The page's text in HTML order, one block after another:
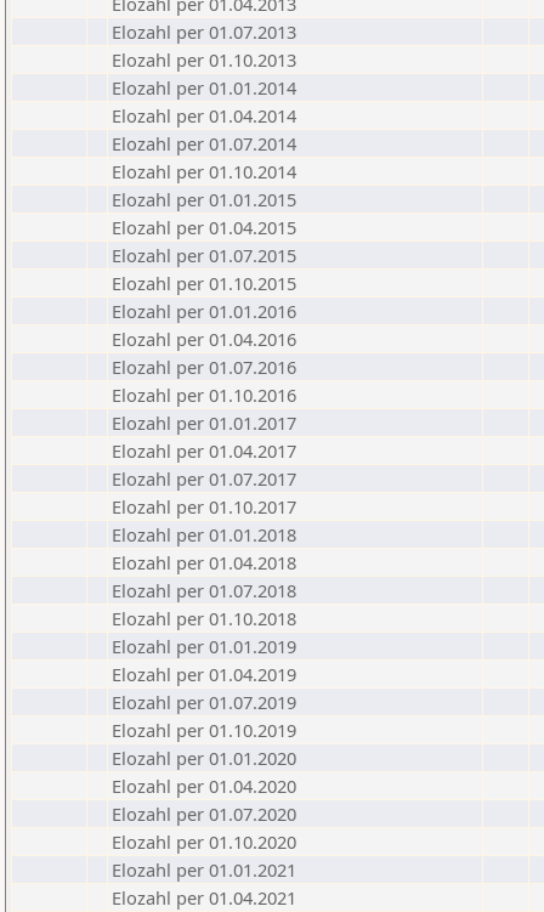
Elozahl per 01.07.2013
Elozahl per 01.10.2013
Elozahl per 01.01.2014
Elozahl per 01.04.2014
Elozahl per 01.07.2014
Elozahl per 01.10.2014
Elozahl per 01.01.2015
Elozahl per 01.04.2015
Elozahl per 01.07.2015
Elozahl per 01.10.2015
Elozahl per 01.01.2016
Elozahl per 01.04.2016
Elozahl per 01.07.2016
Elozahl per 01.10.2016
Elozahl per 01.01.2017
Elozahl per 01.04.2017
Elozahl per 01.07.2017
Elozahl per 01.10.2017
Elozahl per 01.01.2018
Elozahl per 01.04.2018
Elozahl per 01.07.2018
Elozahl per 01.10.2018
Elozahl per 01.01.2019
Elozahl per 01.04.2019
Elozahl per 01.07.2019
Elozahl per 01.10.2019
Elozahl per 01.01.2020
Elozahl per 01.04.2020
Elozahl per 01.07.2020
Elozahl per 01.10.2020
Elozahl per 01.01.2021
Elozahl per 01.04.2021